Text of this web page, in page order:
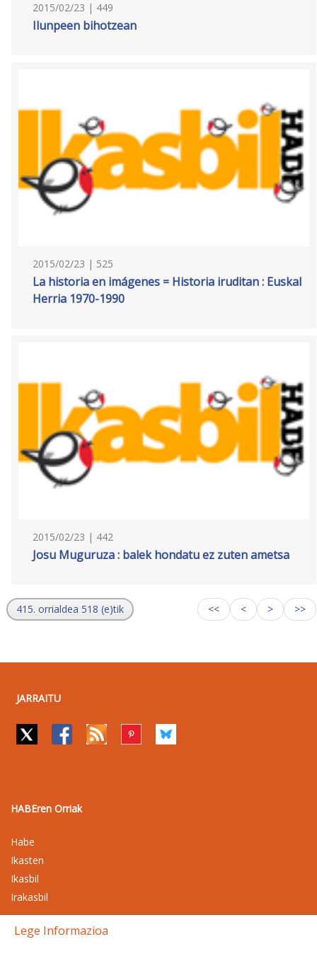
2015/02/23 | 449
Ilunpeen bihotzean
2015/02/23 | 525
La historia en imágenes = Historia iruditan : Euskal
Herria 1970-1990
2015/02/23 | 442
Josu Muguruza : balek hondatu ez zuten ametsa
415. orrialdea 518 (e)tik << < > >>
JARRAITU
HABEren Orriak
Habe
Ikasten
Ikasbil
Irakasbil
Lege Informazioa